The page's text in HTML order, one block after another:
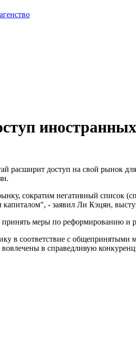
расширит доступ на свой рынок
сократим негативный список
- заявил Ли Кэцян,
меры по реформированию и
в соответствие с общепринятыми
в справедливую